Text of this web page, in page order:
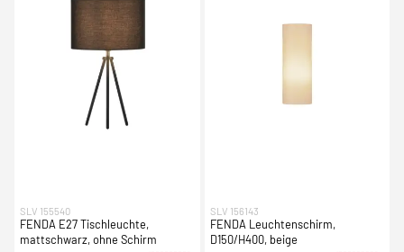
SLV 155540
FENDA E27 Tischleuchte,
mattschwarz, ohne Schirm
SLV 156143
FENDA Leuchtenschirm,
D150/H400, beige